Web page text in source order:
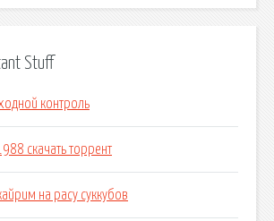
Stuff
контроль
скачать торрент
на расу суккубов